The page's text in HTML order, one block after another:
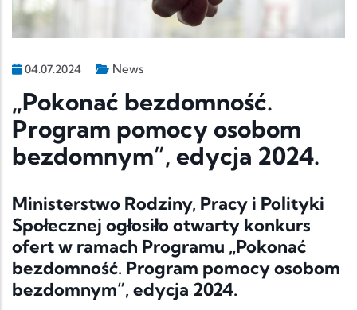
04.07.2024 News
„Pokonać bezdomność.
Program pomocy osobom
bezdomnym”, edycja 2024.
Ministerstwo Rodziny, Pracy i Polityki
Społecznej ogłosiło otwarty konkurs
ofert w ramach Programu „Pokonać
bezdomność. Program pomocy osobom
bezdomnym”, edycja 2024.